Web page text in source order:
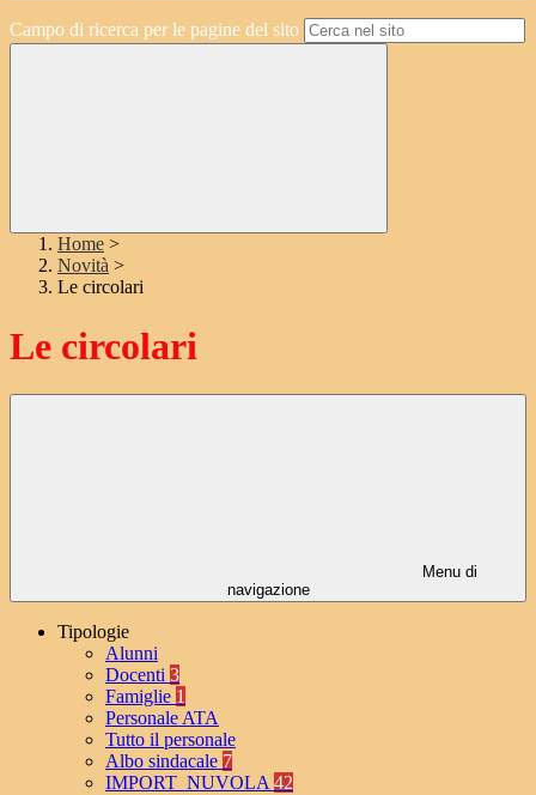
Campo di ricerca per le pagine del sito
Home >
Novità >
Le circolari
Le circolari
Menu di
navigazione
Tipologie
Alunni
Docenti 3
Famiglie 1
Personale ATA
Tutto il personale
Albo sindacale 7
IMPORT_NUVOLA 42